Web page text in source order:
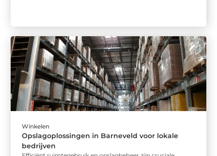
Winkelen
Opslagoplossingen in Barneveld voor lokale
bedrijven